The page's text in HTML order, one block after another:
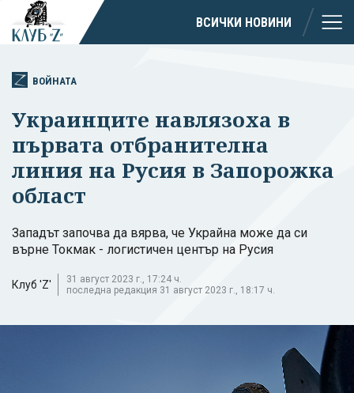
ВСИЧКИ НОВИНИ
ВОЙНАТА
Украинците навлязоха в
първата отбранителна
линия на Русия в Запорожка
област
Западът започва да вярва, че Украйна може да си
върне Токмак - логистичен център на Русия
Клуб 'Z'
31 август 2023 г., 17:24 ч.
последна редакция 31 август 2023 г., 18:17 ч.